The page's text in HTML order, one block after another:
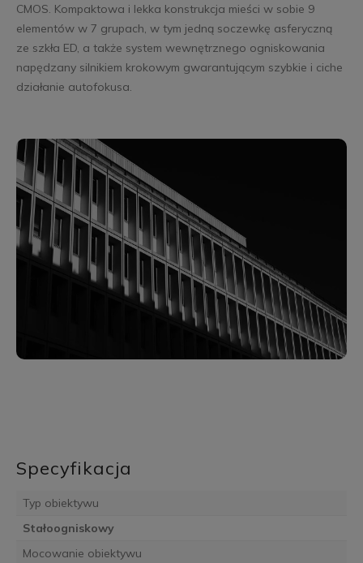
CMOS. Kompaktowa i lekka konstrukcja mieści w sobie 9
elementów w 7 grupach, w tym jedną soczewkę asferyczną
ze szkła ED, a także system wewnętrznego ogniskowania
napędzany silnikiem krokowym gwarantującym szybkie i ciche
działanie autofokusa.
Specyfikacja
Typ obiektywu
Stałoogniskowy
Mocowanie obiektywu